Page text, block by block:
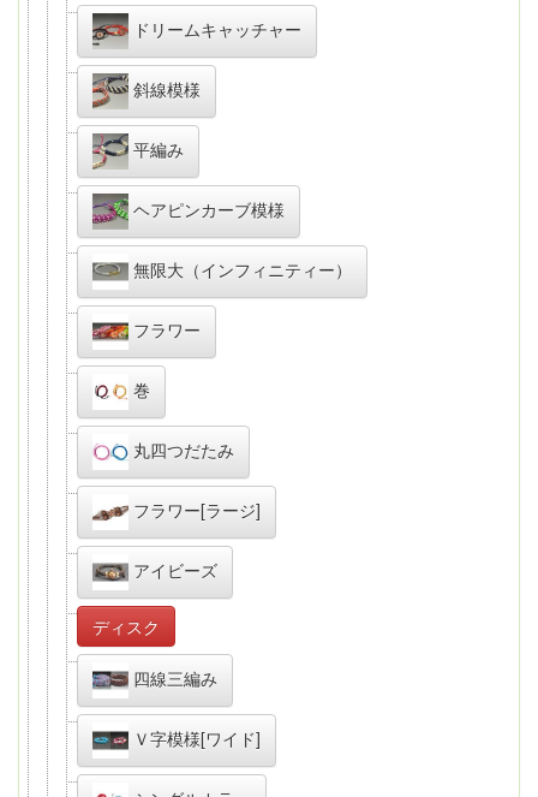
ドリームキャッチャー
斜線模様
平編み
ヘアピンカーブ模様
無限大（インフィニティー）
フラワー
巻
丸四つだたみ
フラワー[ラージ]
アイビーズ
ディスク
四線三編み
Ｖ字模様[ワイド]